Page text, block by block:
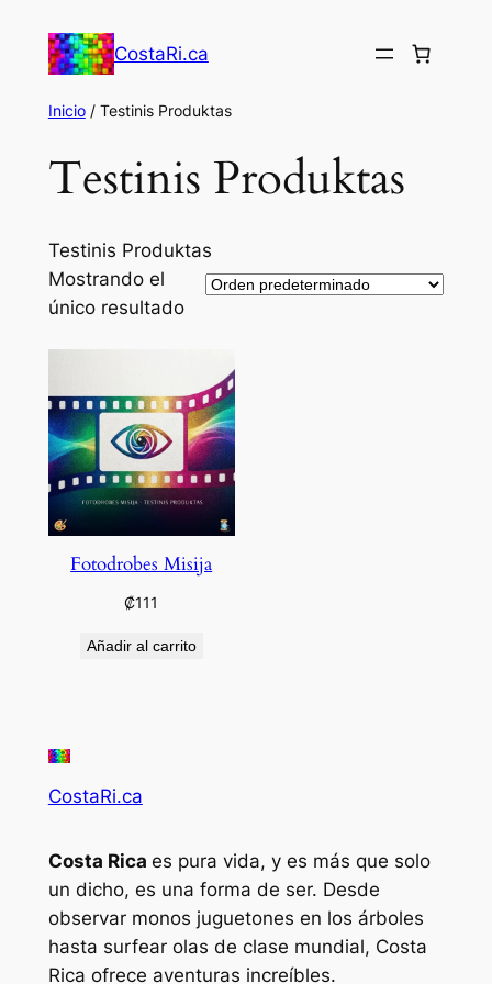
contenido
CostaRi.ca
Inicio/ Testinis Produktas
Testinis Produktas
Testinis Produktas
Mostrando el
único resultado
Fotodrobes Misija
₡111
Añadir al carrito
CostaRi.ca
Costa Rica es pura vida, y es más que solo
un dicho, es una forma de ser. Desde
observar monos juguetones en los árboles
hasta surfear olas de clase mundial, Costa
Rica ofrece aventuras increíbles.